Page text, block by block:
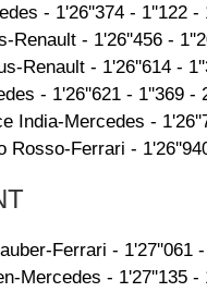
- 1'26''374 - 1''122 -
Renault - 1'26''456 -
Renault - 1'26''614 -
- 1'26''621 - 1''369 -
India-Mercedes -
Rosso-Ferrari -
Ferrari - 1'27''061
Mercedes - 1'27''135 -